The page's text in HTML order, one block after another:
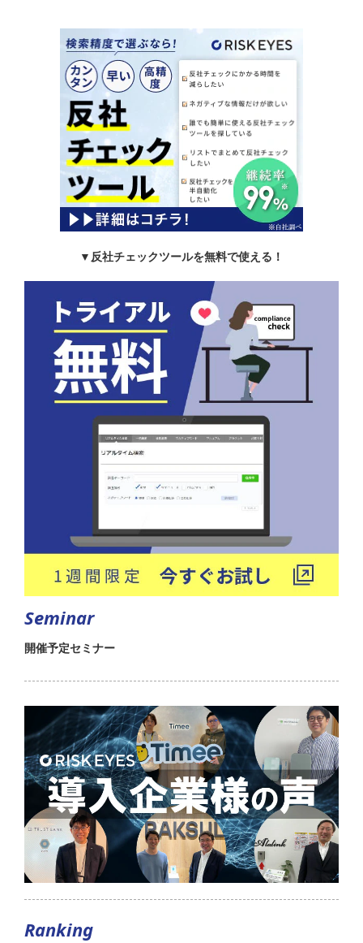
▼反社チェックツールを無料で使える！
Seminar
開催予定セミナー
Ranking